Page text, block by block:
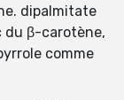
dipalmitate
du β-carotène,
comme